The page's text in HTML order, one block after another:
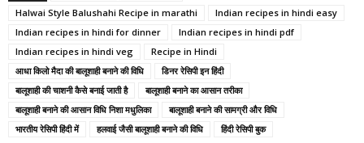
Halwai Style Balushahi Recipe in marathi
Indian recipes in hindi easy
Indian recipes in hindi for dinner
Indian recipes in hindi pdf
Indian recipes in hindi veg
Recipe in Hindi
आधा किलो मैदा की बालूशाही बनाने की विधि
डिनर रेसिपी इन हिंदी
बालूशाही की चाशनी कैसे बनाई जाती है
बालूशाही बनाने का आसान तरीका
बालूशाही बनाने की आसान विधि निशा मधुलिका
बालूशाही बनाने की सामग्री और विधि
भारतीय रेसिपी हिंदी में
हलवाई जैसी बालूशाही बनाने की विधि हिंदी रेसिपी बुक